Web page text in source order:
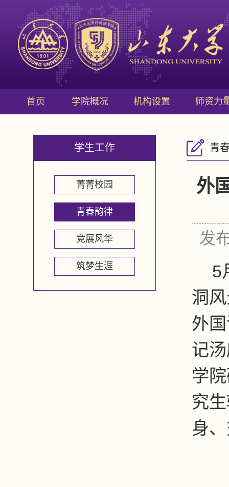
首页 学院概况 机构设置 师资力
学生工作
菁菁校园
青春韵律
竞展风华
筑梦生涯
青
外
发
5
洞
外
记
学
究
身